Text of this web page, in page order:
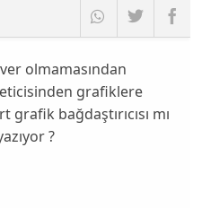
olmamasından
grafiklere
grafik bağdaştırıcısı mı
?